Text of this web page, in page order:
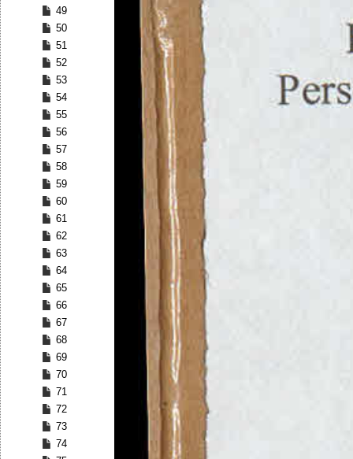
49
50
51
52
53
54
55
56
57
58
59
60
61
62
63
64
65
66
67
68
69
70
71
72
73
74